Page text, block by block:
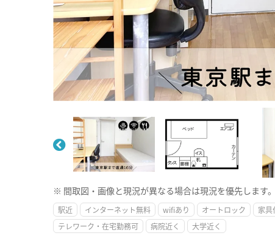
※ 間取図・画像と現況が異なる場合は現況を優先します。
駅近 インターネット無料 wifiあり オートロック 家具
テレワーク・在宅勤務可
病院近く 大学近く